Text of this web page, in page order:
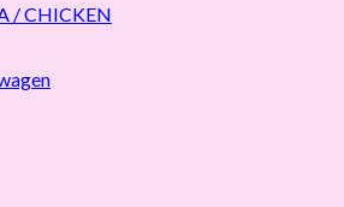
/ CHICKEN